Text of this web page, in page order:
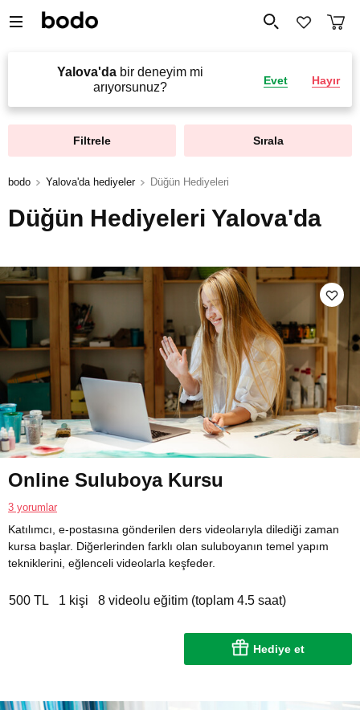
Yalova'dabir deneyim mi
arıyorsunuz?
Evet Hayır
Filtrele Sırala
bodo Yalova'da hediyeler Düğün Hediyeleri
Düğün Hediyeleri Yalova'da
Online Suluboya Kursu
3 yorumlar
Katılımcı, e-postasına gönderilen ders videolarıyla dilediği zaman
kursa başlar. Diğerlerinden farklı olan suluboyanın temel yapım
tekniklerini, eğlenceli videolarla keşfeder.
500 TL 1 kişi 8 videolu eğitim (toplam 4.5 saat)
Hediye et